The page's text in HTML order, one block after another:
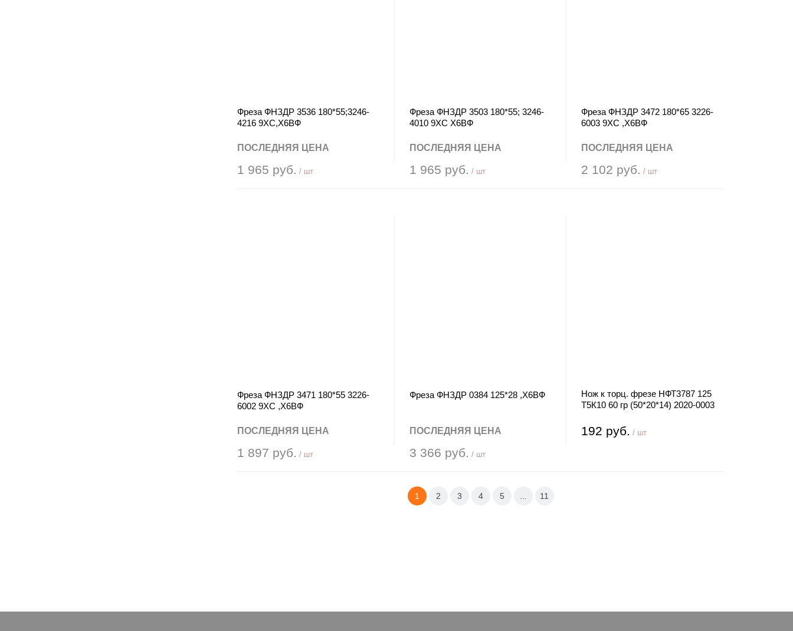
Фреза ФНЗДР 3536 180*55;3246-
4216 9ХС,Х6ВФ
ПОСЛЕДНЯЯ ЦЕНА
1 965 руб. / шт
Фреза ФНЗДР 3503 180*55; 3246-
4010 9ХС Х6ВФ
ПОСЛЕДНЯЯ ЦЕНА
1 965 руб. / шт
Фреза ФНЗДР 3472 180*65 3226-
6003 9ХС ,Х6ВФ
ПОСЛЕДНЯЯ ЦЕНА
2 102 руб. / шт
Фреза ФНЗДР 3471 180*55 3226-
6002 9ХС ,Х6ВФ
ПОСЛЕДНЯЯ ЦЕНА
1 897 руб. / шт
Фреза ФНЗДР 0384 125*28 ,Х6ВФ
ПОСЛЕДНЯЯ ЦЕНА
3 366 руб. / шт
Нож к торц. фрезе НФТ3787 125
Т5К10 60 гр (50*20*14) 2020-0003
192 руб. / шт
1 2 3 4 5 11